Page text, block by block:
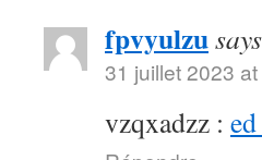
fpvyulzu
31 juillet 2023
vzqxadzz :